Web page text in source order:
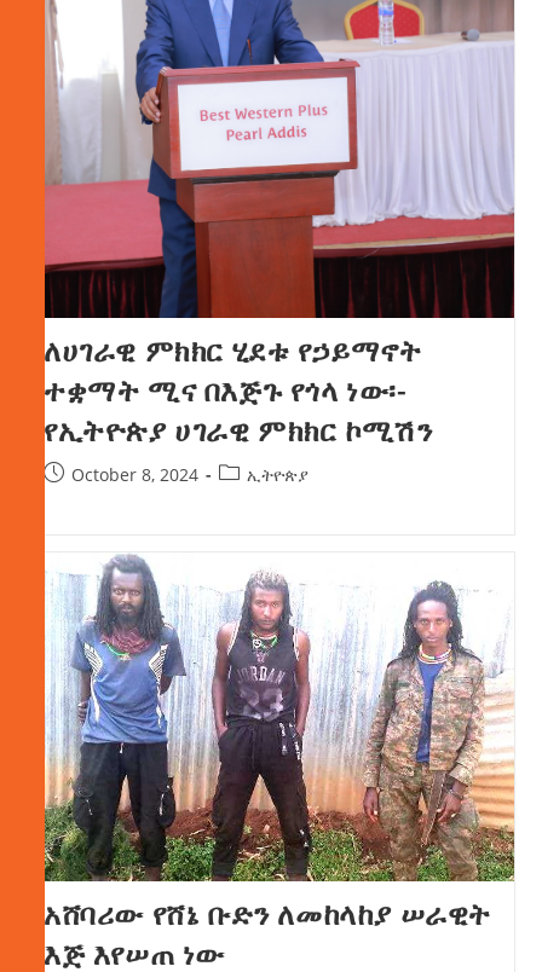
ለሀገራዊ ምክክር ሂደቱ የኃይማኖት
ተቋማት ሚና በእጅጉ የጎላ ነው፡-
የኢትዮጵያ ሀገራዊ ምክክር ኮሚሽን
October 8, 2024 ኢትዮጵያ
አሸባሪው የሸኔ ቡድን ለመከላከያ ሠራዊት
እጅ እየሠጠ ነው